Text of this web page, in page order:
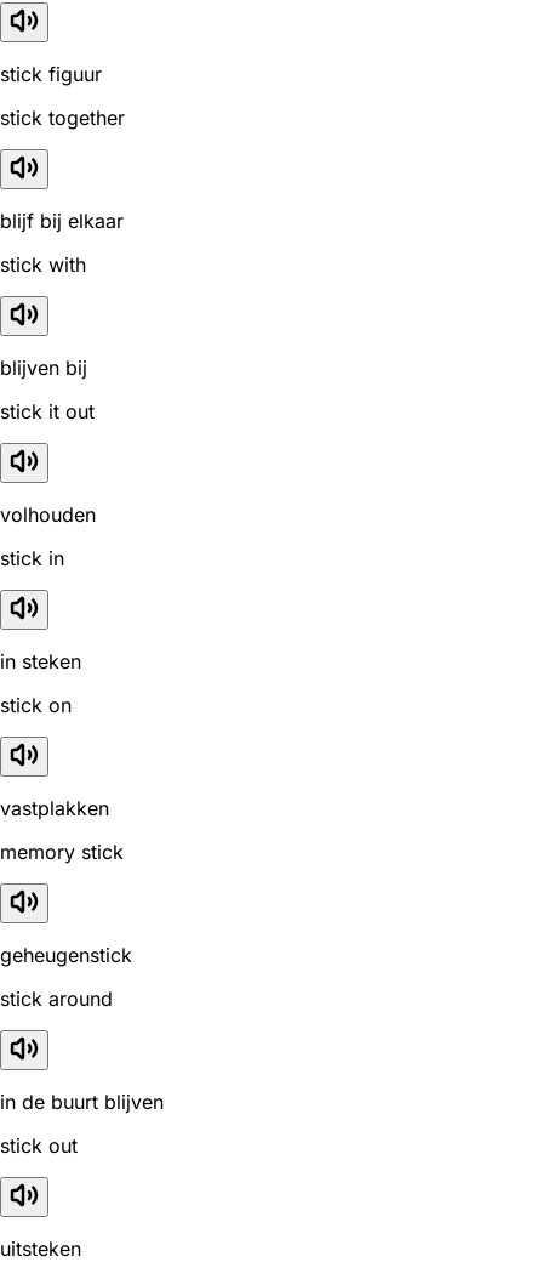
stick figuur
stick together
blijf bij elkaar
stick with
blijven bij
stick it out
volhouden
stick in
in steken
stick on
vastplakken
memory stick
geheugenstick
stick around
in de buurt blijven
stick out
uitsteken